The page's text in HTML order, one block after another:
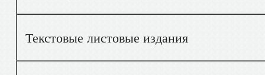
Текстовые листовые издания